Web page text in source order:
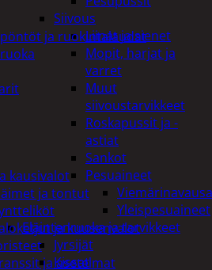
Siivous
Liinat ja sienet
Mopit, harjat ja
varret
Muut
siivoustarvikkeet
Roskapussit ja -
astiat
Sankot
Pesuaineet
Yleispesuaineet
Eläintenruoka ja tarvikkeet
Jyrsijät
Kissat
ja ruokintalaudat
kausivalot
ja tontut
ja kuusenvalot
ja asetelmat